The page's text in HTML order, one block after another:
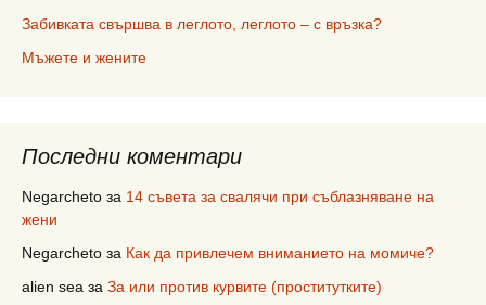
Забивката свършва в леглото, леглото – с връзка?
Мъжете и жените
Последни коментари
Negarcheto за 14 съвета за свалячи при съблазняване на
жени
Negarcheto за Как да привлечем вниманието на момиче?
alien sea за За или против курвите (проститутките)